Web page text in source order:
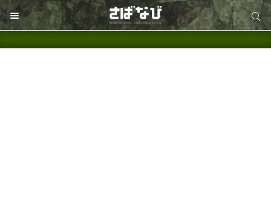
サイト内検索
サイト内検索